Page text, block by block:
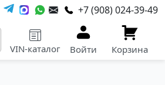
+7 (908) 024-39-49
VIN-каталог Войти Корзина